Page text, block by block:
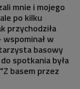
mnie i mojego
po kilku
przychodziła
wspominał w
basowy
spotkania była
basem przez